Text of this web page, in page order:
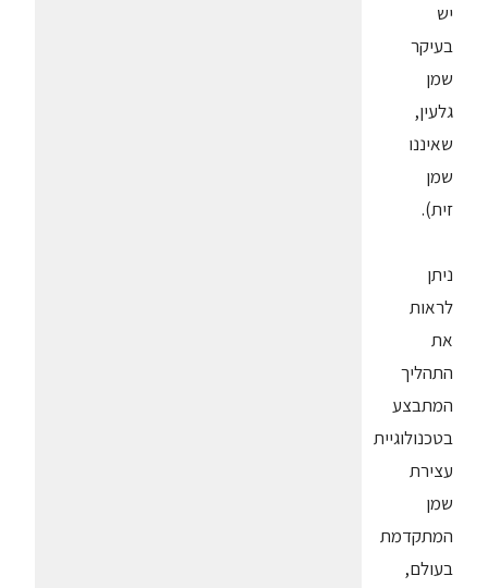
יש
בעיקר
שמן
גלעין,
שאיננו
שמן
זית).
ניתן
לראות
את
התהליך
המתבצע
בטכנולוגיית
עצירת
שמן
המתקדמת
בעולם,